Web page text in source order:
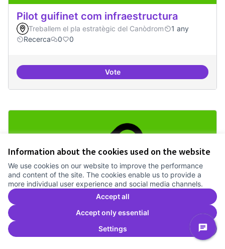
Information about the cookies used on the website
We use cookies on our website to improve the performance
and content of the site. The cookies enable us to provide a
more individual user experience and social media channels.
Accept all
Accept only essential
Settings
Pilot guifinet com infraestructura
Treballem el pla estratègic del Canòdrom
1 any
Recerca
0 0
VotePilot guifinet com
Connectar repositori de coneixement
Official proposal 1 any Recerca 0 0